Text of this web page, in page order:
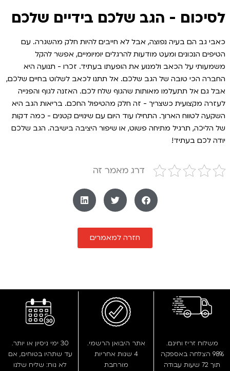
לסיכום - הגב שלכם בידיים שלכם
כאבי גב הם בעיה נפוצה, אבל לא חייבים להיות חלק מהשגרה. עם
הטיפים הנכונים ומעט מודעות להרגלים יומיומיים, אפשר להקל
משמעותי על הכאב ולמנוע את הופעתו בעתיד. זכרו - תנועה היא
החברה הכי טובה של הגב שלכם. אל תתנו לכאב לשלוט בחיים שלכם,
אבל גם אל תתעלמו מאותות שהגוף שלח לכם. האזנה לגוף והפנייה
לעזרה מקצועית כשצריך - זה חלק מהטיפול החכם. בריאות הגב היא
השקעה לטווח הארוך. התחילו עוד היום עם שינויים קטנים - כמה דקות
של הליכה, תרגיל מתיחה פשוט, או שיפור היציבה בישיבה. הגב שלכם
יודה לכם בעתיד!
דרג מאמר זה
חזרה למאמרים
משלוח זריז וחינם.
98% הצלחה באספקה
תוך 72 שעות עבודה
אתר היבואן הרשמי.
4 שנות אחריות
מורחבת
30 ימי ניסיון או יותר.
עד שתהיו בטוחים, אם
לא נוח: שליח שלנו